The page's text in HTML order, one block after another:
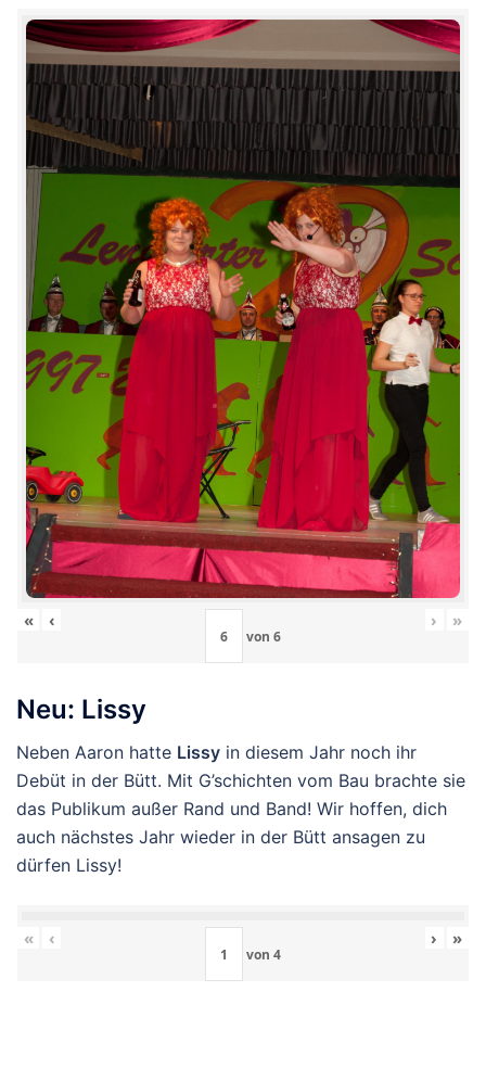
« ‹
von 6
› »
Neu: Lissy
Neben Aaron hatte Lissy in diesem Jahr noch ihr
Debüt in der Bütt. Mit G’schichten vom Bau brachte sie
das Publikum außer Rand und Band! Wir hoffen, dich
auch nächstes Jahr wieder in der Bütt ansagen zu
dürfen Lissy!
« ‹
von 4
› »